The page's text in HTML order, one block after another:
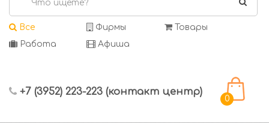
Все Фирмы
Товары
Работа
Афиша
+7 (3952) 223-223 (контакт центр)
0